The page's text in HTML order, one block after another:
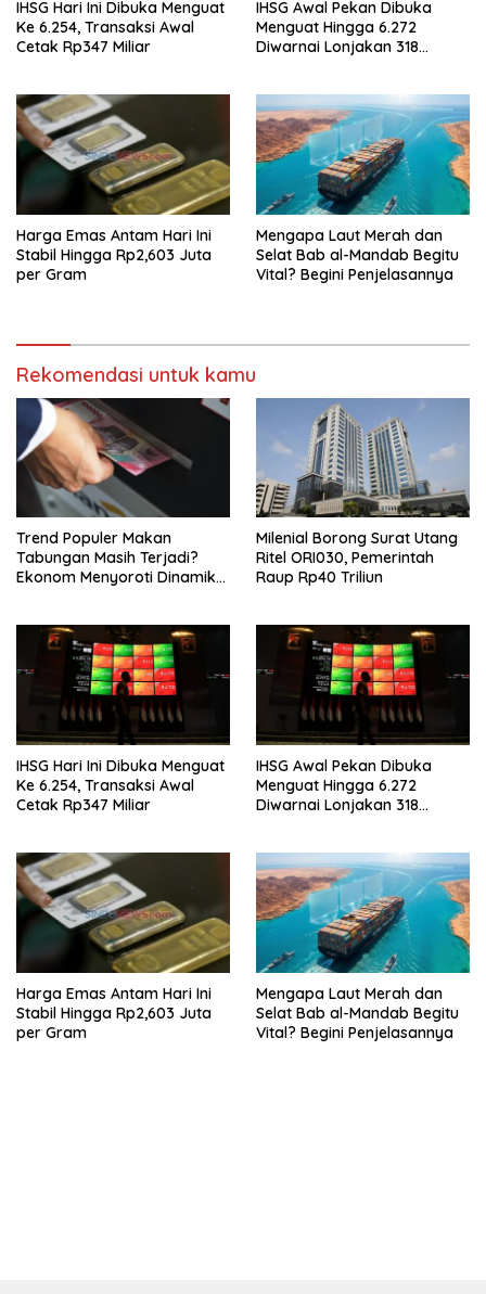
IHSG Hari Ini Dibuka Menguat
Ke 6.254, Transaksi Awal
Cetak Rp347 Miliar
IHSG Awal Pekan Dibuka
Menguat Hingga 6.272
Diwarnai Lonjakan 318
Harga Emas Antam Hari Ini
Stabil Hingga Rp2,603 Juta
per Gram
Mengapa Laut Merah dan
Selat Bab al-Mandab Begitu
Vital? Begini Penjelasannya
Rekomendasi untuk kamu
Trend Populer Makan
Tabungan Masih Terjadi?
Ekonom Menyoroti Dinamika
Milenial Borong Surat Utang
Ritel ORI030, Pemerintah
Raup Rp40 Triliun
IHSG Hari Ini Dibuka Menguat
Ke 6.254, Transaksi Awal
Cetak Rp347 Miliar
IHSG Awal Pekan Dibuka
Menguat Hingga 6.272
Diwarnai Lonjakan 318
Harga Emas Antam Hari Ini
Stabil Hingga Rp2,603 Juta
per Gram
Mengapa Laut Merah dan
Selat Bab al-Mandab Begitu
Vital? Begini Penjelasannya